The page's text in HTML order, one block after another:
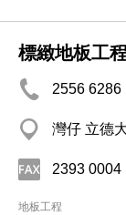
標緻地板工
2556 6286
灣仔 立德
2393 0004
地板工程